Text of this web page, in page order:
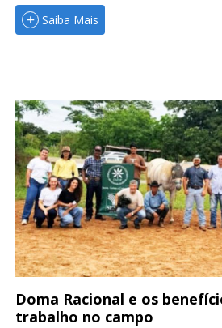
Saiba Mais
Doma Racional e os
trabalho no campo